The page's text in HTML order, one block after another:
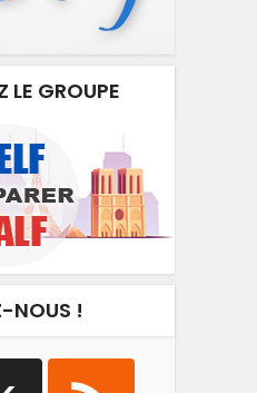
LE GROUPE
NOUS !